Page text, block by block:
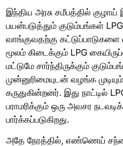
இந்திய அரசு சமீபத்தில் குழாய்
பயன்படுத்தும் குடும்பங்கள்
வாங்குவதற்கு
மூலம் கிடைக்கும் LPG
மட்டுமே சார்ந்திருக்கும்
முன்னுரிமையுடன் வழங்க
கருதுகின்றனர். இது நாட்டில்
பராமரிக்கும் ஒரு அவசர
பார்க்கப்படுகிறது.
அதே நேரத்தில், எண்ணெய்